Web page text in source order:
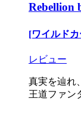
Rebellion
[ワイルド
レビュー
真実を辿
王道ファン